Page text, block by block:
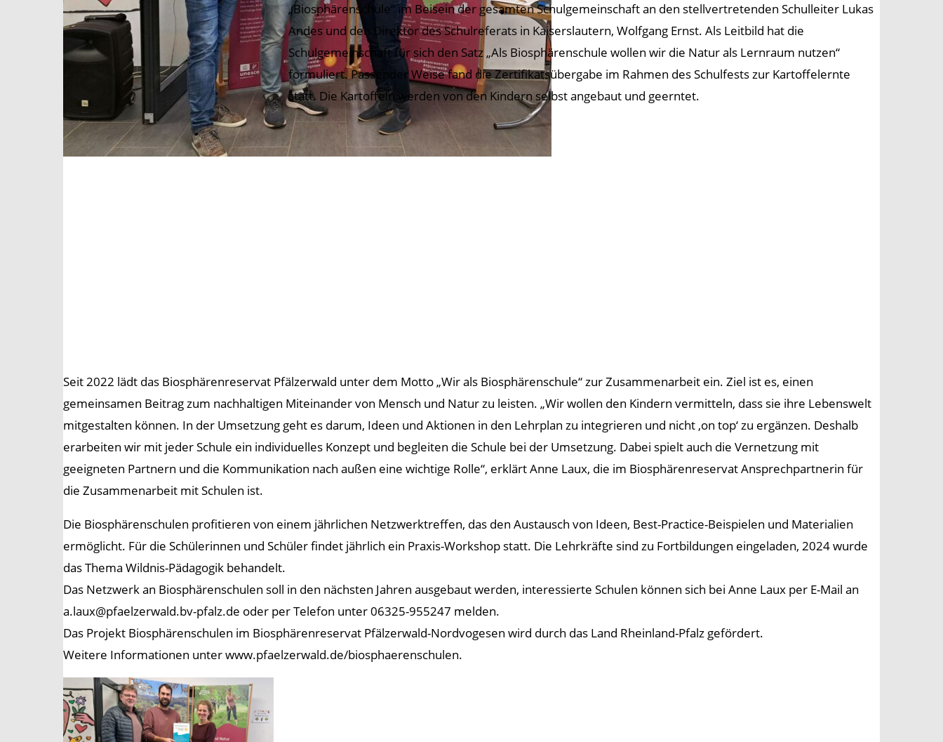
„Biosphärenschule“ im Beisein der gesamten Schulgemeinschaft an den stellvertretenden Schulleiter Lukas
Andes und den Direktor des Schulreferats in Kaiserslautern, Wolfgang Ernst. Als Leitbild hat die
Schulgemeinschaft für sich den Satz „Als Biosphärenschule wollen wir die Natur als Lernraum nutzen“
formuliert. Passender Weise fand die Zertifikatsübergabe im Rahmen des Schulfests zur Kartoffelernte
statt. Die Kartoffeln werden von den Kindern selbst angebaut und geerntet.
Seit 2022 lädt das Biosphärenreservat Pfälzerwald unter dem Motto „Wir als Biosphärenschule“ zur Zusammenarbeit ein. Ziel ist es, einen
gemeinsamen Beitrag zum nachhaltigen Miteinander von Mensch und Natur zu leisten. „Wir wollen den Kindern vermitteln, dass sie ihre Lebenswelt
mitgestalten können. In der Umsetzung geht es darum, Ideen und Aktionen in den Lehrplan zu integrieren und nicht ‚on top‘ zu ergänzen. Deshalb
erarbeiten wir mit jeder Schule ein individuelles Konzept und begleiten die Schule bei der Umsetzung. Dabei spielt auch die Vernetzung mit
geeigneten Partnern und die Kommunikation nach außen eine wichtige Rolle“, erklärt Anne Laux, die im Biosphärenreservat Ansprechpartnerin für
die Zusammenarbeit mit Schulen ist.
Die Biosphärenschulen profitieren von einem jährlichen Netzwerktreffen, das den Austausch von Ideen, Best-Practice-Beispielen und Materialien
ermöglicht. Für die Schülerinnen und Schüler findet jährlich ein Praxis-Workshop statt. Die Lehrkräfte sind zu Fortbildungen eingeladen, 2024 wurde
das Thema Wildnis-Pädagogik behandelt.
Das Netzwerk an Biosphärenschulen soll in den nächsten Jahren ausgebaut werden, interessierte Schulen können sich bei Anne Laux per E-Mail an
a.laux@pfaelzerwald.bv-pfalz.de oder per Telefon unter 06325-955247 melden.
Das Projekt Biosphärenschulen im Biosphärenreservat Pfälzerwald-Nordvogesen wird durch das Land Rheinland-Pfalz gefördert.
Weitere Informationen unter www.pfaelzerwald.de/biosphaerenschulen.